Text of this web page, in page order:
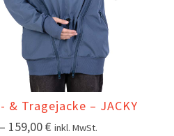
& Tragejacke – JACKY
159,00€ inkl. MwSt.